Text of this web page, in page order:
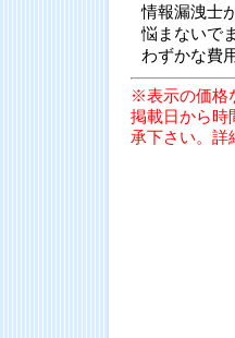
情報漏洩士
悩まないで
わずかな費
※表示の価格
掲載日から時
承下さい。詳